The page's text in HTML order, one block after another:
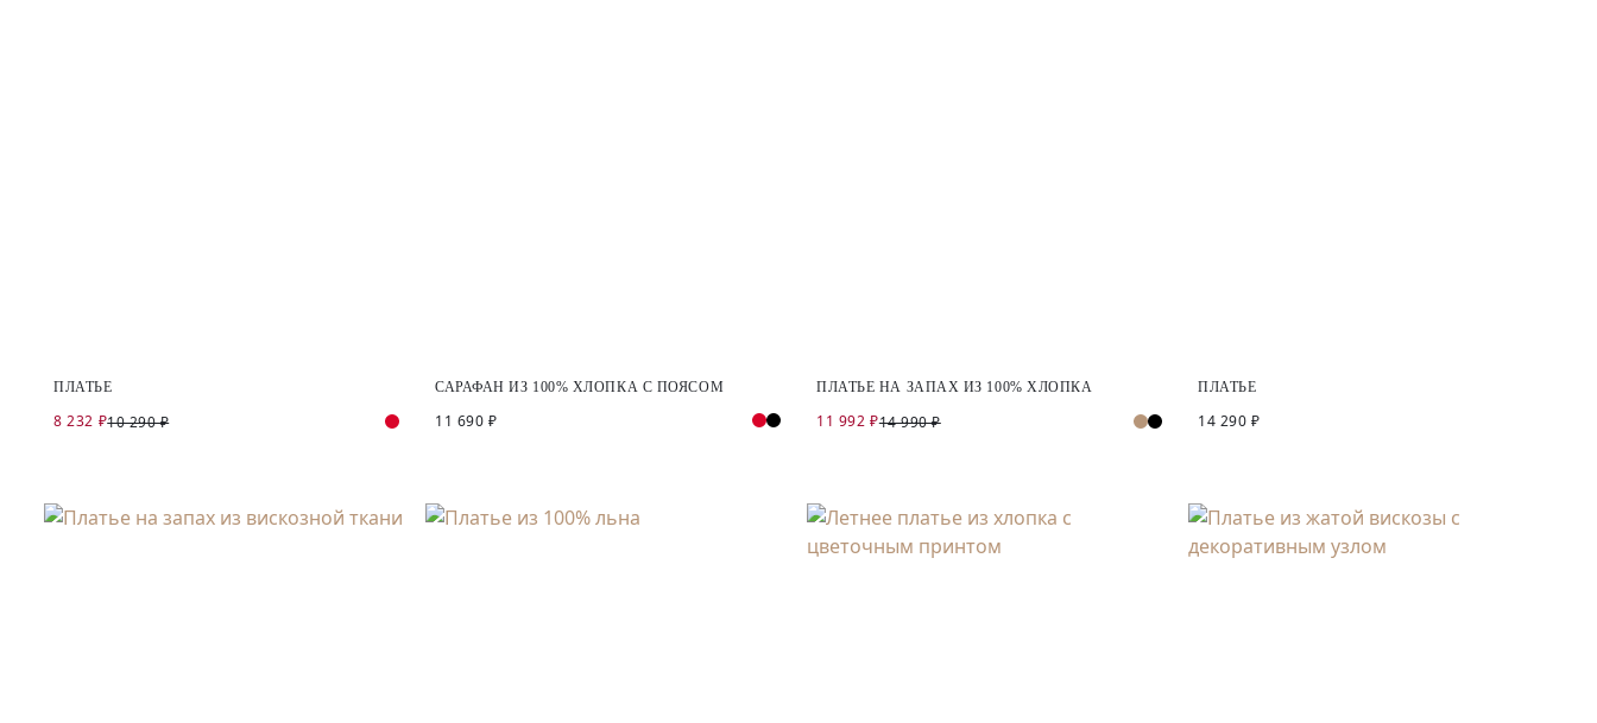
ПЛАТЬЕ
8 232 ₽10 290 ₽
САРАФАН ИЗ 100% ХЛОПКА С ПОЯСОМ
11 690 ₽
ПЛАТЬЕ НА ЗАПАХ ИЗ 100% ХЛОПКА
11 992 ₽14 990 ₽
ПЛАТЬЕ
14 290 ₽